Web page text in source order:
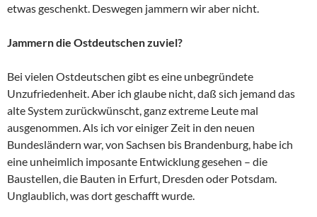
etwas geschenkt. Deswegen jammern wir aber nicht.
Jammern die Ostdeutschen zuviel?
Bei vielen Ostdeutschen gibt es eine unbegründete
Unzufriedenheit. Aber ich glaube nicht, daß sich jemand das
alte System zurückwünscht, ganz extreme Leute mal
ausgenommen. Als ich vor einiger Zeit in den neuen
Bundesländern war, von Sachsen bis Brandenburg, habe ich
eine unheimlich imposante Entwicklung gesehen – die
Baustellen, die Bauten in Erfurt, Dresden oder Potsdam.
Unglaublich, was dort geschafft wurde.